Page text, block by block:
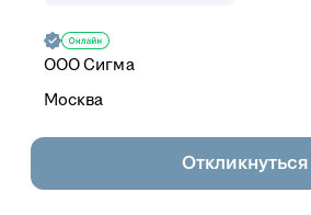
ОООСигма
Москва
Откликнуться